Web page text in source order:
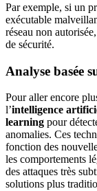
Par exemple, si un
exécutable
réseau non
de sécurité.
Analyse basée
Pour aller encore
l’intelligence
learning pour
anomalies. Ces
fonction des
les comportements
des attaques très
solutions plus